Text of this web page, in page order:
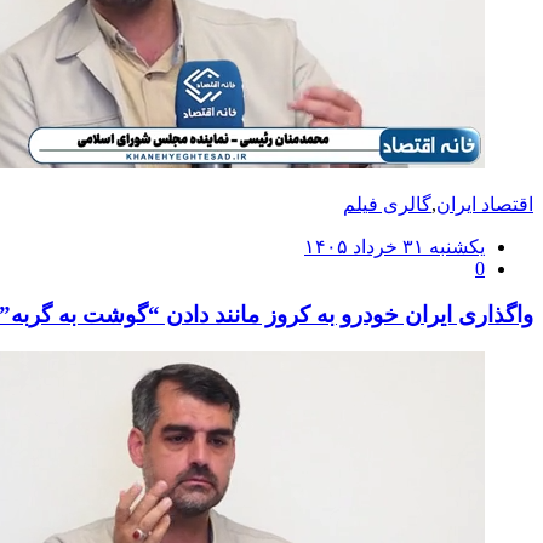
اقتصاد ایران,گالری فیلم
ارسال
شده
یکشنبه ۳۱ خرداد ۱۴۰۵
0
واگذاری ایران خودرو به کروز مانند دادن “گوشت به